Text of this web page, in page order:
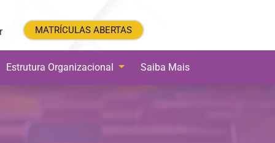
MATRÍCULAS ABERTAS
MATRÍCULAS ABERTAS
Estrutura Organizacional Saiba Mais